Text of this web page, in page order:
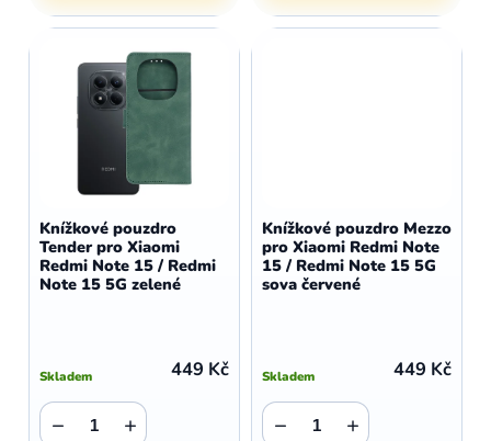
Knížkové pouzdro
Tender pro Xiaomi
Redmi Note 15 / Redmi
Note 15 5G zelené
Skladem 449 Kč
+
−
Knížkové pouzdro Mezzo
pro Xiaomi Redmi Note
15 / Redmi Note 15 5G
sova červené
Skladem 449 Kč
+
−